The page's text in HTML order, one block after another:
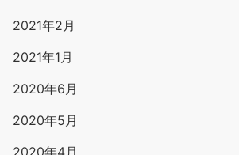
2021年2月
2021年1月
2020年6月
2020年5月